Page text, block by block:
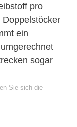
pro
Doppelstöcker
ein
sogar
Sie sich die